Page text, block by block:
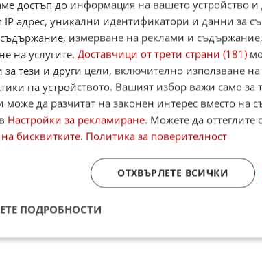
Франция надви Северна Ирландия с хеттрик
Франция постигна убедителна победа с 3:1 над
последната си проверка преди Мондиал 2026.
09.06.2026
достъп до информация на вашето устройство
IP адрес, уникални идентификатори и данни за
измерване на реклами и
на услугите. Доставчици от трети страни (181)
за тези и други цели, включително използване
на устройството. Вашият избор важи само за
може да разчитат на законен интерес вместо на
Настройки за рекламиране. Можете да оттеглите
бисквитките. Политика за поверителност
ОТХВЪРЛЕТЕ ВСИЧКИ
ПОДРОБНОСТИ